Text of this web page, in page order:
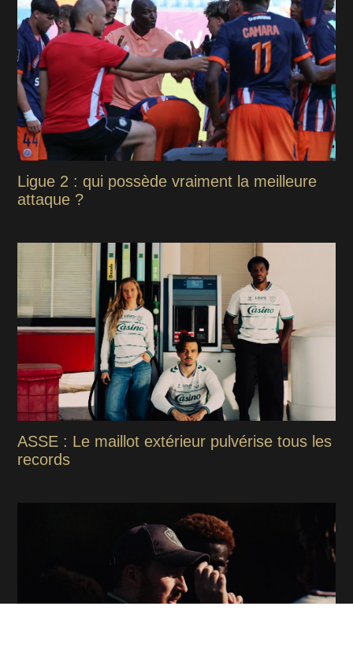
Ligue 2 : qui possède vraiment la meilleure
attaque ?
ASSE : Le maillot extérieur pulvérise tous les
records